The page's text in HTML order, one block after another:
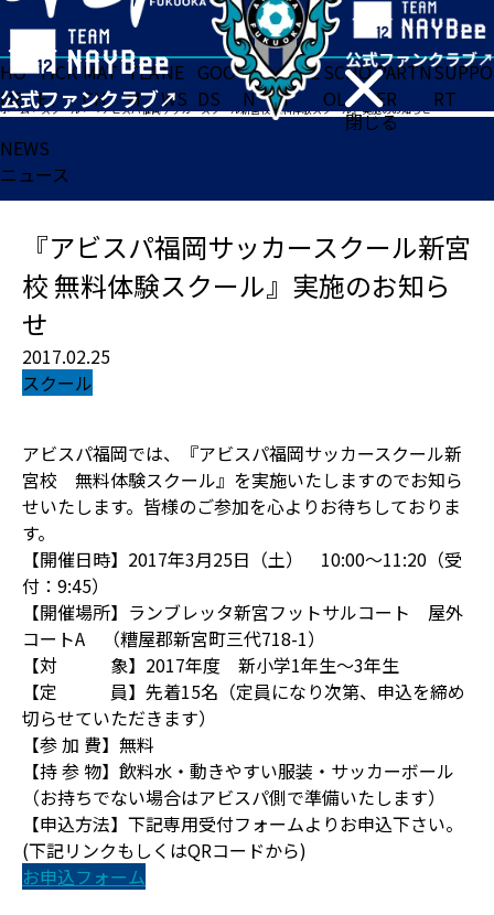
閉じる
HO
ME
TICK
ET
MAT
CH
TEA
M
NE
WS
GOO
DS
FA
N
ACADE
MY
SCHO
OL
PARTN
ER
SUPPO
RT
ホーム>スクール>『アビスパ福岡サッカースクール新宮校 無料体験スクール』実施のお知らせ
NEWS
ニュース
『アビスパ福岡サッカースクール新宮
校 無料体験スクール』実施のお知ら
せ
2017.02.25
スクール
アビスパ福岡では、『アビスパ福岡サッカースクール新
宮校 無料体験スクール』を実施いたしますのでお知ら
せいたします。皆様のご参加を心よりお待ちしておりま
す。
【開催日時】2017年3月25日（土） 10:00～11:20（受
付：9:45）
【開催場所】ランブレッタ新宮フットサルコート 屋外
コートA （糟屋郡新宮町三代718-1）
【対 象】2017年度 新小学1年生～3年生
【定 員】先着15名（定員になり次第、申込を締め
切らせていただきます）
【参 加 費】無料
【持 参 物】飲料水・動きやすい服装・サッカーボール
（お持ちでない場合はアビスパ側で準備いたします）
【申込方法】下記専用受付フォームよりお申込下さい。
(下記リンクもしくはQRコードから)
お申込フォーム